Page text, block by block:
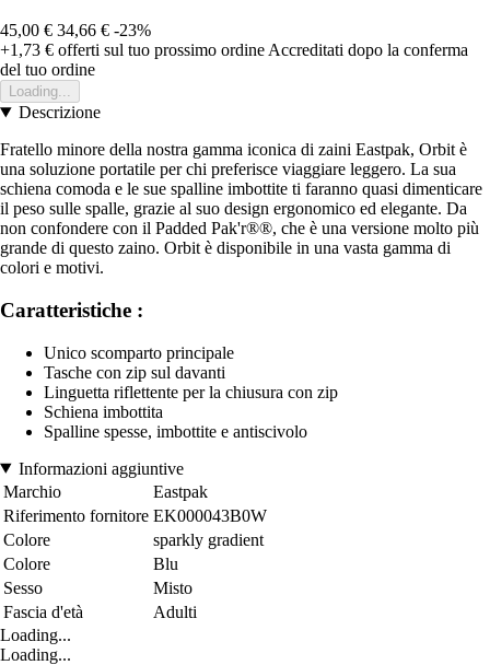
45,00 € 34,66 € -23%
+1,73 € offerti sul tuo prossimo ordine Accreditati dopo la conferma
del tuo ordine
Loading...
Descrizione
Fratello minore della nostra gamma iconica di zaini Eastpak, Orbit è
una soluzione portatile per chi preferisce viaggiare leggero. La sua
schiena comoda e le sue spalline imbottite ti faranno quasi dimenticare
il peso sulle spalle, grazie al suo design ergonomico ed elegante. Da
non confondere con il Padded Pak'r®®, che è una versione molto più
grande di questo zaino. Orbit è disponibile in una vasta gamma di
colori e motivi.
Caratteristiche :
Unico scomparto principale
Tasche con zip sul davanti
Linguetta riflettente per la chiusura con zip
Schiena imbottita
Spalline spesse, imbottite e antiscivolo
Informazioni aggiuntive
Marchio
Eastpak
Riferimento fornitore EK000043B0W
Colore
sparkly gradient
Colore
Blu
Sesso
Misto
Fascia d'età
Adulti
Loading...
Loading...